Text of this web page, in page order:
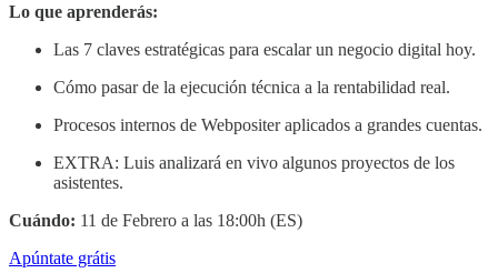
Lo que aprenderás:
Las 7 claves estratégicas para escalar un negocio digital hoy.
Cómo pasar de la ejecución técnica a la rentabilidad real.
Procesos internos de Webpositer aplicados a grandes cuentas.
EXTRA: Luis analizará en vivo algunos proyectos de los
asistentes.
Cuándo: 11 de Febrero a las 18:00h (ES)
Apúntate grátis